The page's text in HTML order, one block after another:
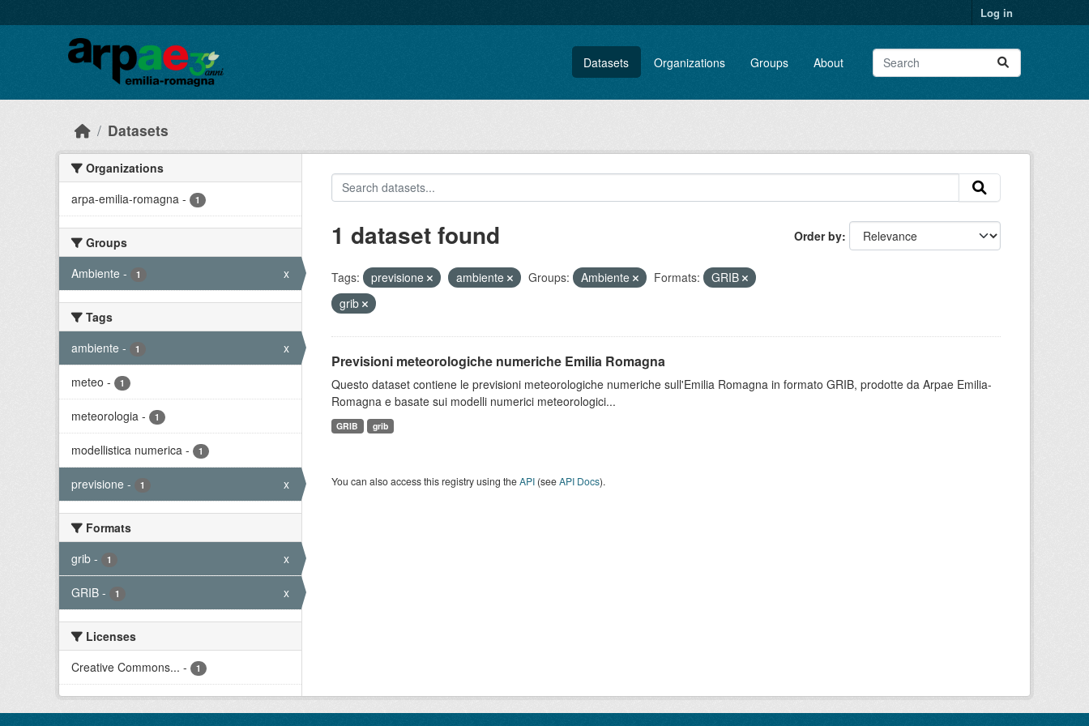
Log in
Datasets Organizations Groups About
Datasets
Organizations
arpa-emilia-romagna - 1
Groups
Ambiente - 1 x
Tags
ambiente - 1 x
meteo - 1
meteorologia - 1
modellistica numerica - 1
previsione - 1 x
Formats
grib - 1 x
GRIB - 1 x
Licenses
Creative Commons... - 1
Order by
1 dataset found
Tags: previsione ambiente Groups: Ambiente Formats:
GRIB
grib
Previsioni meteorologiche numeriche Emilia Romagna
Questo dataset contiene le previsioni meteorologiche numeriche sull'Emilia Romagna in formato GRIB, prodotte da Arpae Emilia-
Romagna e basate sui modelli numerici meteorologici...
GRIB grib
You can also access this registry using theAPI(seeAPI Docs).